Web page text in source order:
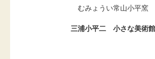
むみょうい常山小平窯
三浦小平二 小さな美術館